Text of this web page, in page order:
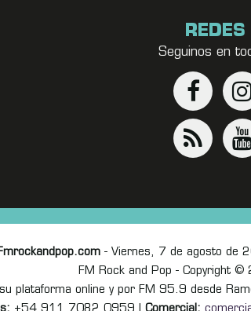
Seguinos en
- Viernes, 7 de agosto de
FM Rock and Pop - Copyright
plataforma online y por FM 95.9 desde